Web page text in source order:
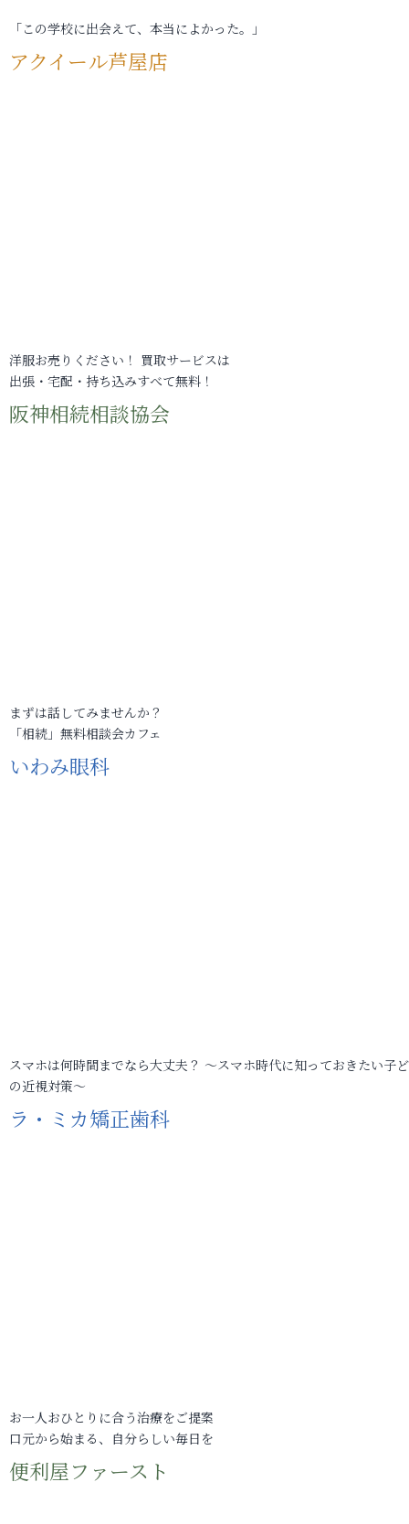
「この学校に出会えて、本当によかった。」
アクイール芦屋店
洋服お売りください！ 買取サービスは
出張・宅配・持ち込みすべて無料！
阪神相続相談協会
まずは話してみませんか？
「相続」無料相談会カフェ
いわみ眼科
スマホは何時間までなら大丈夫？ ～スマホ時代に知っておきたい子
の近視対策～
ラ・ミカ矯正歯科
お一人おひとりに合う治療をご提案
口元から始まる、自分らしい毎日を
便利屋ファースト